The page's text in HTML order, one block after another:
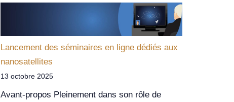
Lancement des séminaires en ligne dédiés aux
nanosatellites
13 octobre 2025
Avant-propos Pleinement dans son rôle de